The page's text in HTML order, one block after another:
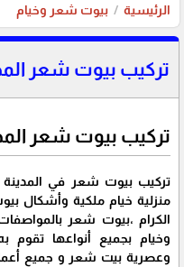
الرئيسية بيوت شعر وخيام
تركيب بيوت شعر
تركيب بيوت شعر
تركيب بيوت شعر في المدينة
منزلية خيام ملكية وأشكال
الكرام ،بيوت شعر
وخيام بجميع أنواعها
وعصرية بيت شعر و جميع